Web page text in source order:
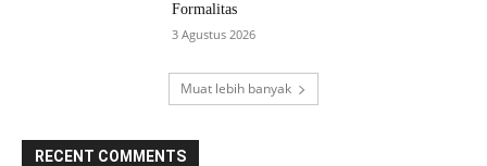
Formalitas
3 Agustus 2026
Muat lebih banyak
RECENT COMMENTS